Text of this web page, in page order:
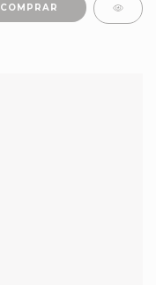
COMPRAR